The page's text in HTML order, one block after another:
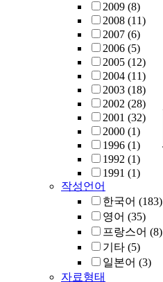
2009 (8)
2008 (11)
2007 (6)
2006 (5)
2005 (12)
2004 (11)
2003 (18)
2002 (28)
2001 (32)
2000 (1)
1996 (1)
1992 (1)
1991 (1)
작성언어
한국어 (183)
영어 (35)
프랑스어 (8)
기타 (5)
일본어 (3)
자료형태